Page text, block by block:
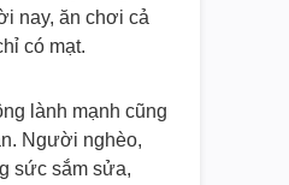
nay, ăn chơi cả
có mạt.
lành mạnh cũng
Người nghèo,
sức sắm sửa,